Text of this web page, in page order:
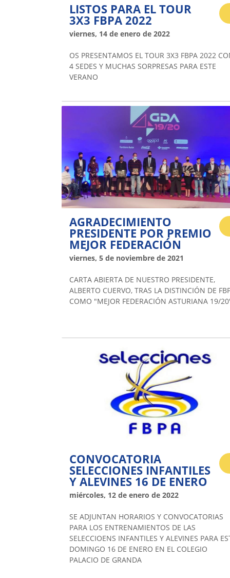
LISTOS PARA EL TOUR
3X3 FBPA 2022
viernes, 14 de enero de 2022
OS PRESENTAMOS EL TOUR 3X3 FBPA 2022
4 SEDES Y MUCHAS SORPRESAS PARA ESTE
VERANO
AGRADECIMIENTO
PRESIDENTE POR PREMIO
MEJOR FEDERACIÓN
viernes, 5 de noviembre de 2021
CARTA ABIERTA DE NUESTRO PRESIDENTE,
ALBERTO CUERVO, TRAS LA DISTINCIÓN DE
COMO "MEJOR FEDERACIÓN ASTURIANA 19/
CONVOCATORIA
SELECCIONES INFANTILES
Y ALEVINES 16 DE ENERO
miércoles, 12 de enero de 2022
SE ADJUNTAN HORARIOS Y CONVOCATORIAS
PARA LOS ENTRENAMIENTOS DE LAS
SELECCIOENS INFANTILES Y ALEVINES PARA
DOMINGO 16 DE ENERO EN EL COLEGIO
PALACIO DE GRANDA